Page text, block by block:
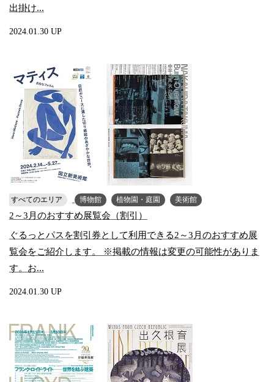
出掛け...
2024.01.30 UP
すべてのエリア 博物館 植物園・庭園 美術館
2～3月のおすすめ展覧会（割引）
ぐるっとパスを割引券として利用できる2～3月のおすすめ展
覧会をご紹介します。 ※掲載の情報は変更の可能性がありま
す。お...
2024.01.30 UP